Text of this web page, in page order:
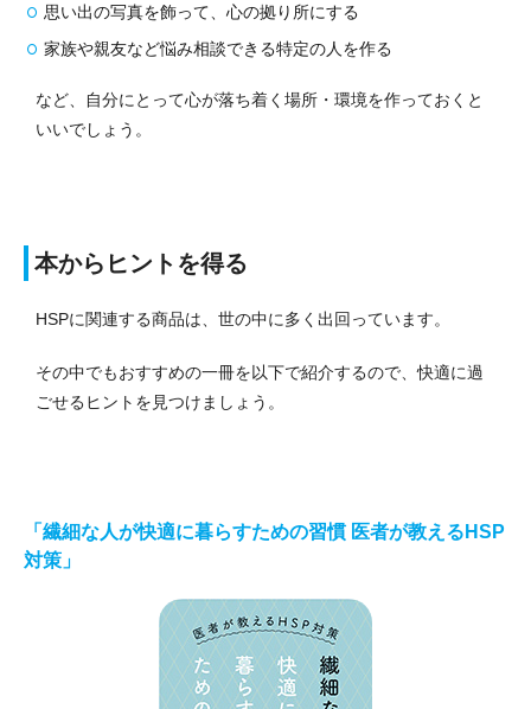
思い出の写真を飾って、心の拠り所にする
家族や親友など悩み相談できる特定の人を作る
など、自分にとって心が落ち着く場所・環境を作っておくと
いいでしょう。
本からヒントを得る
HSPに関連する商品は、世の中に多く出回っています。
その中でもおすすめの一冊を以下で紹介するので、快適に過
ごせるヒントを見つけましょう。
「繊細な人が快適に暮らすための習慣 医者が教えるHSP
対策」